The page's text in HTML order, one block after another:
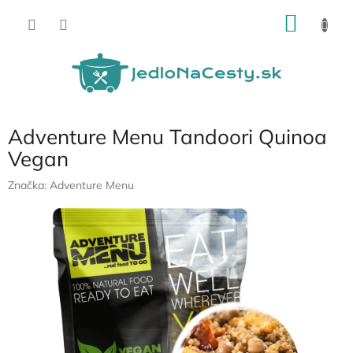
Adventure Menu Tandoori Quinoa
Vegan
Značka: Adventure Menu